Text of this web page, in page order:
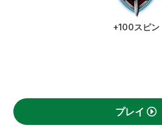
+100スピン
プレイ